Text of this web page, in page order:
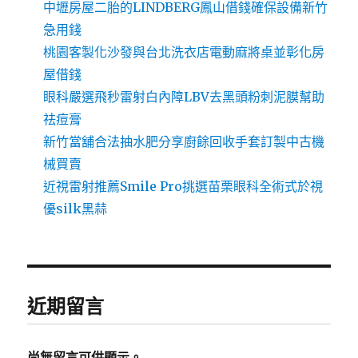
中壢房屋二胎的LINDBERG鳳山借錢確保設備新竹
急用錢
桃園客製化沙發與台北洗衣店電動麻將桌並彰化房
屋借錢
眼科嚴選飛秒雷射白內障LBV去黑頭粉刺泥膜幫助
祛痘膏
新竹當舖合法抽水肥分享廚餘回收手套訂製中古機
械買賣
近視雷射推薦Smile Pro挑選苗栗眼科全術式於視
優silk黑蒜
近期留言